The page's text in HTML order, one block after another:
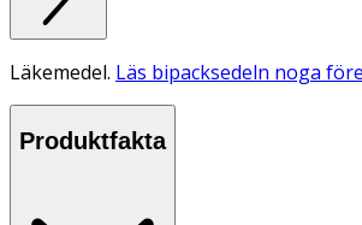
Läkemedel. Läs bipacksedeln noga
Produktfakta